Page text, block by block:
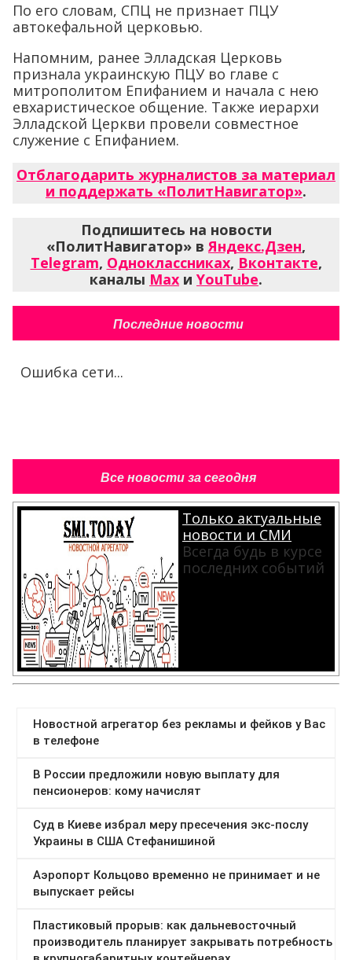
По его словам, СПЦ не признает ПЦУ
автокефальной церковью.
Напомним, ранее Элладская Церковь
признала украинскую ПЦУ во главе с
митрополитом Епифанием и начала с нею
евхаристическое общение. Также иерархи
Элладской Церкви провели совместное
служение с Епифанием.
Отблагодарить журналистов за материал
и поддержать «ПолитНавигатор».
Подпишитесь на новости
«ПолитНавигатор» вЯндекс.Дзен,
Telegram, Одноклассниках, Вконтакте,
каналы Max и YouTube.
Последние новости
Ошибка сети...
Все новости за сегодня
Только актуальные
новости и СМИ
Всегда будь в курсе
последних событий